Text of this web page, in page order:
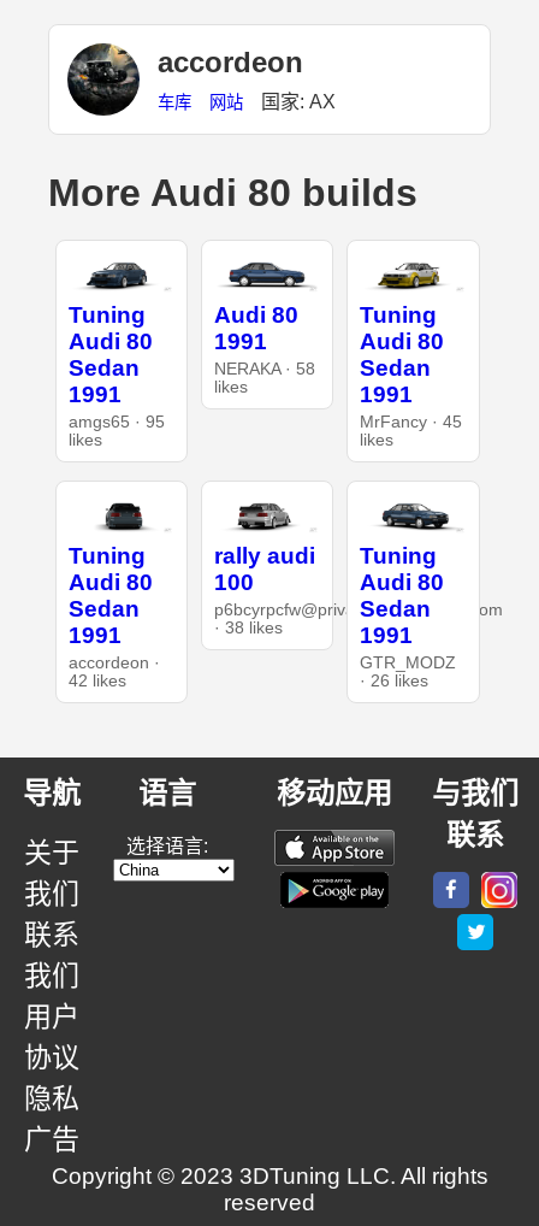
accordeon
车库 网站 国家: AX
More Audi 80 builds
Tuning
Audi 80
Sedan
1991
amgs65 · 95
likes
Audi 80
1991
NERAKA · 58
likes
Tuning
Audi 80
Sedan
1991
MrFancy · 45
likes
Tuning
Audi 80
Sedan
1991
accordeon ·
42 likes
rally audi
100
p6bcyrpcfw@privaterelay.appleid.com
· 38 likes
Tuning
Audi 80
Sedan
1991
GTR_MODZ
· 26 likes
导航
关于
我们
联系
我们
用户
协议
隐私
广告
语言
选择语言:
移动应用
与我们
联系
Copyright © 2023 3DTuning LLC. All rights
reserved